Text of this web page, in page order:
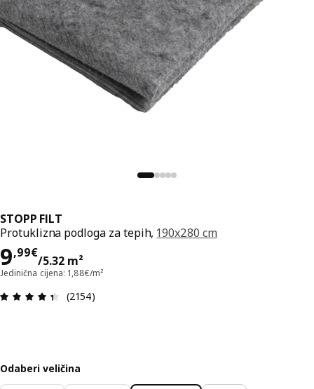
STOPP FILT
Protuklizna podloga za tepih, 190x280 cm
9,99€
/5.32 m²
Cijena 9,99€/5.32 m²
Jedinična cijena: 1,88€/m²
Ocjena i recenzija: 4.4 od 5 zvjezdica. Ukupno
(2154)
Odaberi veličina